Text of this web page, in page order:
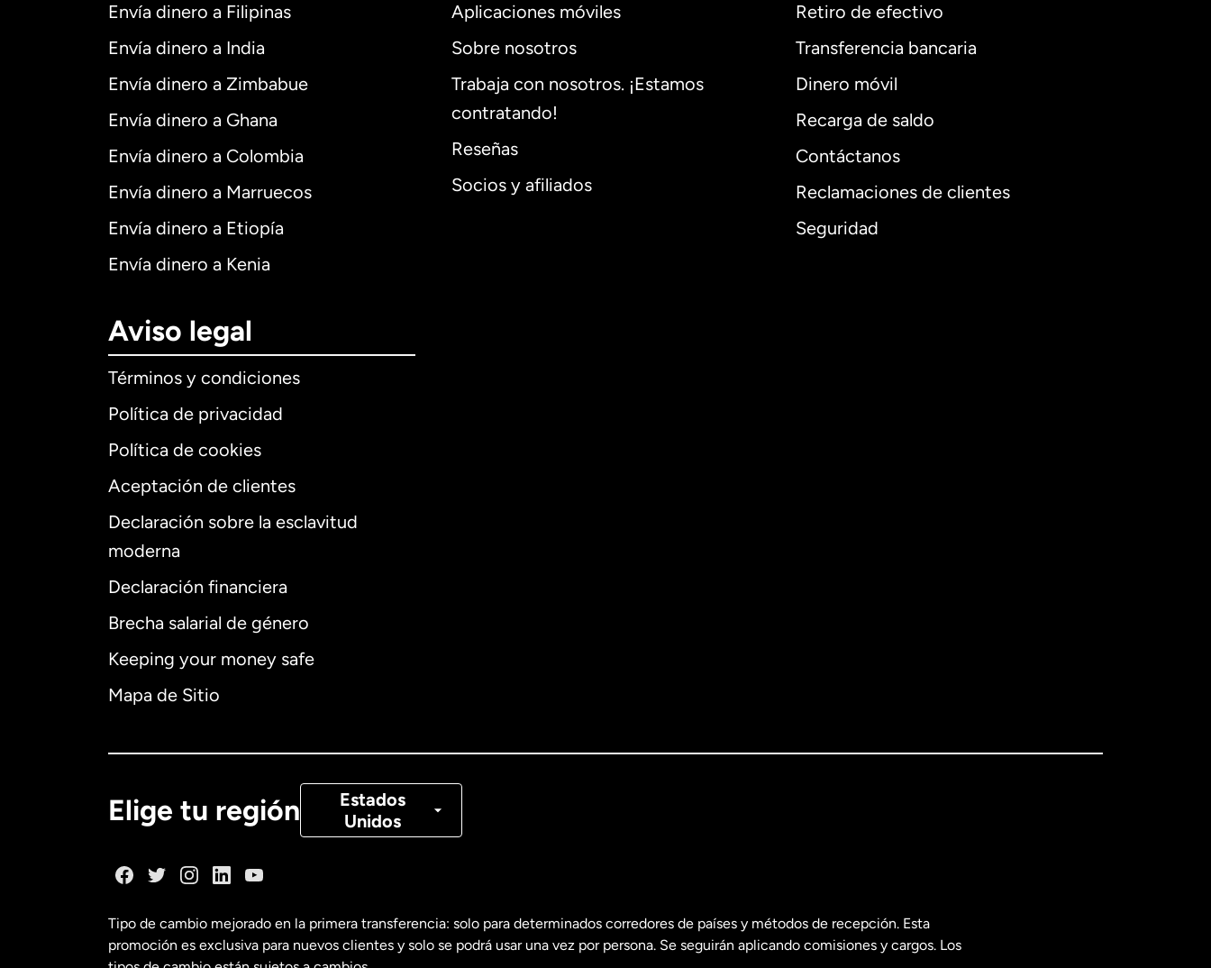
Envía dinero a Filipinas
Envía dinero a India
Envía dinero a Zimbabue
Envía dinero a Ghana
Envía dinero a Colombia
Envía dinero a Marruecos
Envía dinero a Etiopía
Envía dinero a Kenia
Aplicaciones móviles
Sobre nosotros
Trabaja con nosotros. ¡Estamos
contratando!
Reseñas
Socios y afiliados
Retiro de efectivo
Transferencia bancaria
Dinero móvil
Recarga de saldo
Contáctanos
Reclamaciones de clientes
Seguridad
Aviso legal
Términos y condiciones
Política de privacidad
Política de cookies
Aceptación de clientes
Declaración sobre la esclavitud
moderna
Declaración financiera
Brecha salarial de género
Keeping your money safe
Mapa de Sitio
Elige tu región
Estados
Unidos
Internacional
Alemania
Canadá Français
Estados Unidos English
Tipo de cambio mejorado en la primera transferencia: solo para determinados corredores de países y métodos de recepción. Esta
promoción es exclusiva para nuevos clientes y solo se podrá usar una vez por persona. Se seguirán aplicando comisiones y cargos. Los